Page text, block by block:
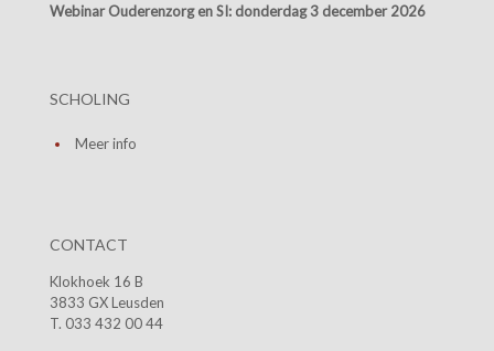
Webinar Ouderenzorg en SI: donderdag 3 december 2026
SCHOLING
Meer info
CONTACT
Klokhoek 16 B
3833 GX Leusden
T. 033 432 00 44